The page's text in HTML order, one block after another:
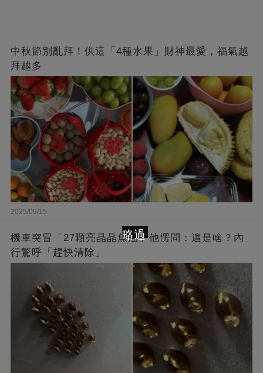
中秋節別亂拜！供這「4種水果」財神最愛，福氣越
拜越多
2025/09/15
機車突冒「27顆亮晶晶魚油」他愣問：這是啥？內
行驚呼「趕快清除」
略過